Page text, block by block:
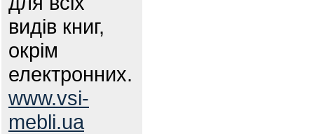
видів книг,
окрім
електронних.
www.vsi-
mebli.ua